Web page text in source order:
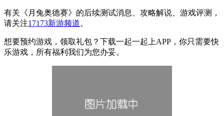
有关 《月兔奥德赛》 的后续测试消息、攻略解说、游戏评测，
请关注17173新游频道。
想要预约游戏，领取礼包？下载一起一起上APP，你只需要快
乐游戏，所有福利我们为您办妥。